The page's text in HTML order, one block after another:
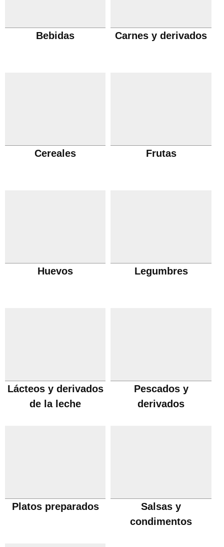
Bebidas Carnes y derivados
Cereales Frutas
Huevos Legumbres
Lácteos y derivados
de la leche
Pescados y
derivados
Platos preparados
Salsas y
condimentos